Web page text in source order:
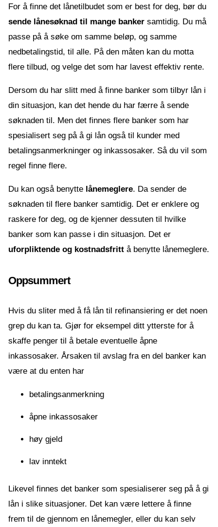
For å finne det lånetilbudet som er best for deg, bør du
sende lånesøknad til mange banker samtidig. Du må
passe på å søke om samme beløp, og samme
nedbetalingstid, til alle. På den måten kan du motta
flere tilbud, og velge det som har lavest effektiv rente.
Dersom du har slitt med å finne banker som tilbyr lån i
din situasjon, kan det hende du har færre å sende
søknaden til. Men det finnes flere banker som har
spesialisert seg på å gi lån også til kunder med
betalingsanmerkninger og inkassosaker. Så du vil som
regel finne flere.
Du kan også benytte lånemeglere. Da sender de
søknaden til flere banker samtidig. Det er enklere og
raskere for deg, og de kjenner dessuten til hvilke
banker som kan passe i din situasjon. Det er
uforpliktende og kostnadsfritt å benytte lånemeglere.
Oppsummert
Hvis du sliter med å få lån til refinansiering er det noen
grep du kan ta. Gjør for eksempel ditt ytterste for å
skaffe penger til å betale eventuelle åpne
inkassosaker. Årsaken til avslag fra en del banker kan
være at du enten har
betalingsanmerkning
åpne inkassosaker
høy gjeld
lav inntekt
Likevel finnes det banker som spesialiserer seg på å gi
lån i slike situasjoner. Det kan være lettere å finne
frem til de gjennom en lånemegler, eller du kan selv